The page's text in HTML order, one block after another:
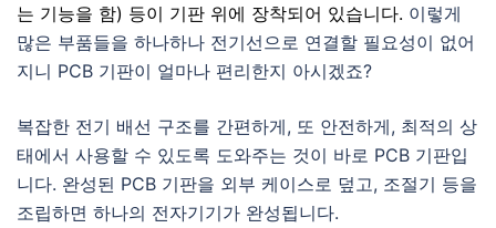
는 기능을 함) 등이 기판 위에 장착되어 있습니다. 이렇게
많은 부품들을 하나하나 전기선으로 연결할 필요성이 없어
지니 PCB 기판이 얼마나 편리한지 아시겠죠?
복잡한 전기 배선 구조를 간편하게, 또 안전하게, 최적의 상
태에서 사용할 수 있도록 도와주는 것이 바로 PCB 기판입
니다. 완성된 PCB 기판을 외부 케이스로 덮고, 조절기 등을
조립하면 하나의 전자기기가 완성됩니다.